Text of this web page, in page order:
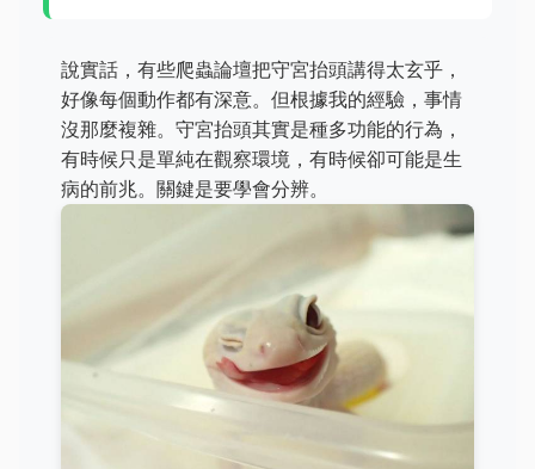
說實話，有些爬蟲論壇把守宮抬頭講得太玄乎，
好像每個動作都有深意。但根據我的經驗，事情
沒那麼複雜。守宮抬頭其實是種多功能的行為，
有時候只是單純在觀察環境，有時候卻可能是生
病的前兆。關鍵是要學會分辨。